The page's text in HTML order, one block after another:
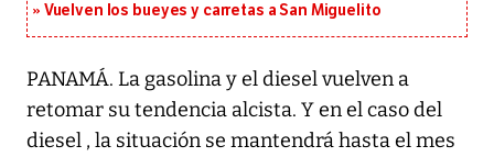
Vuelven los bueyes y carretas a San Miguelito
PANAMÁ. La gasolina y el diesel vuelven a
retomar su tendencia alcista. Y en el caso del
diesel , la situación se mantendrá hasta el mes